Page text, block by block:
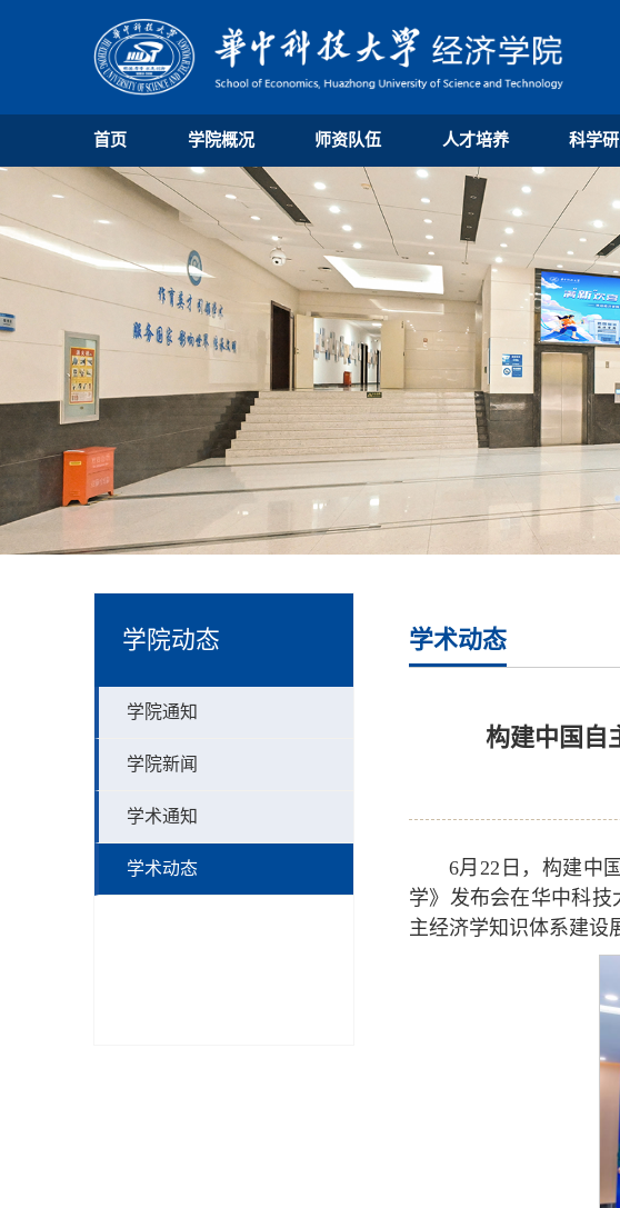
首页 学院概况 师资队伍 人才培养 科学
学院动态
学院通知
学院新闻
学术通知
学术动态
学术动态
构建中国自
6月22日，构建中
学》发布会在华中科
主经济学知识体系建设